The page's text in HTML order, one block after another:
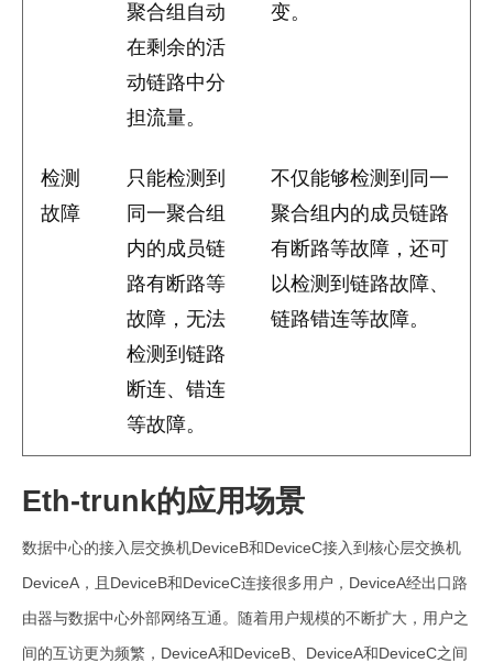
聚合组自动
在剩余的活
动链路中分
担流量。
变。
检测
故障
只能检测到
同一聚合组
内的成员链
路有断路等
故障，无法
检测到链路
断连、错连
等故障。
不仅能够检测到同一
聚合组内的成员链路
有断路等故障，还可
以检测到链路故障、
链路错连等故障。
Eth-trunk的应用场景
数据中心的接入层交换机DeviceB和DeviceC接入到核心层交换机
DeviceA，且DeviceB和DeviceC连接很多用户，DeviceA经出口路
由器与数据中心外部网络互通。随着用户规模的不断扩大，用户之
间的互访更为频繁，DeviceA和DeviceB、DeviceA和DeviceC之间